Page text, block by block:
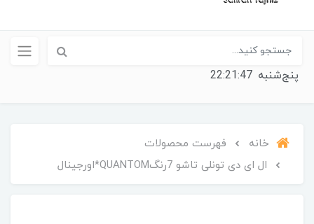
پنج‌شنبه 22:21:48
خانه
فهرست محصولات
ال ای دی تونلی تاشو 7رنگQUANTOM*اورجینال